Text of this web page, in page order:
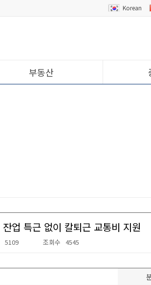
Korean
부동산
업 특근 없이 칼퇴근 교통비 지원
5109 조회수 4545